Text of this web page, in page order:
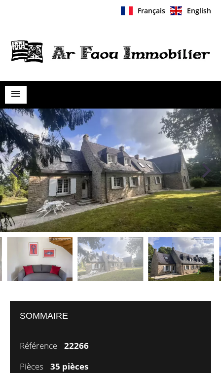
Français English
SOMMAIRE
Référence
22266
Pièces
35 pièces